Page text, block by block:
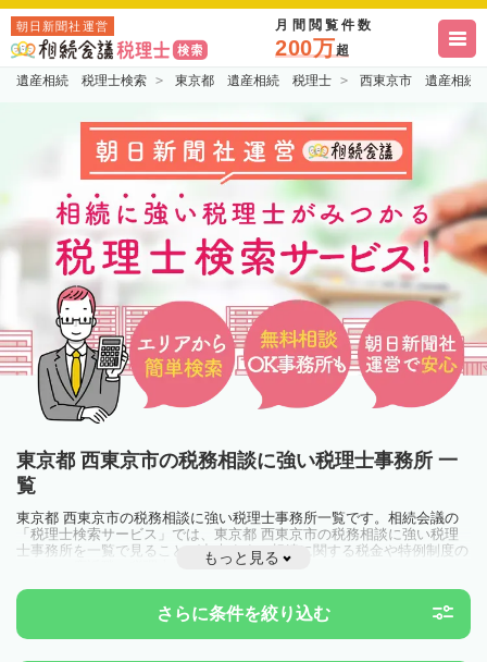
朝日新聞社運営 月間閲覧件数
200万超
遺産相続 税理士検索 東京都 遺産相続 税理士 西東京市 遺産相続
東京都 西東京市の税務相談に強い税理士事務所 一
覧
東京都 西東京市の税務相談に強い税理士事務所一覧です。相続会議の
「税理士検索サービス」では、東京都 西東京市の税務相談に強い税理
士事務所を一覧で見ることが出来ます。相続に関する税金や特例制度の
ことは一度近隣の税理士に相談してみましょう。
もっと見る
さらに条件を絞り込む